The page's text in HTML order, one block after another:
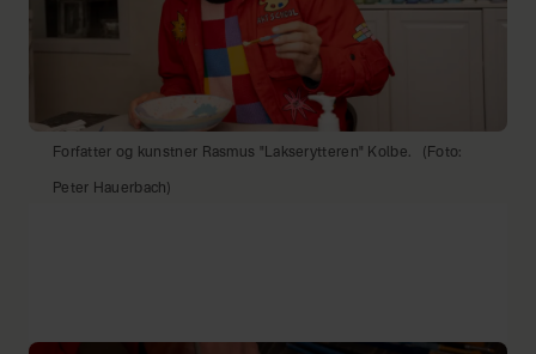
Forfatter og kunstner Rasmus "Lakserytteren" Kolbe. (Foto:
Peter Hauerbach)